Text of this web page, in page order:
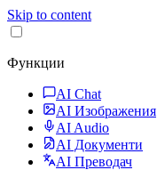
Skip to content
Функции
AI Chat
AI Изображения
AI Audio
AI Документи
AI Преводач